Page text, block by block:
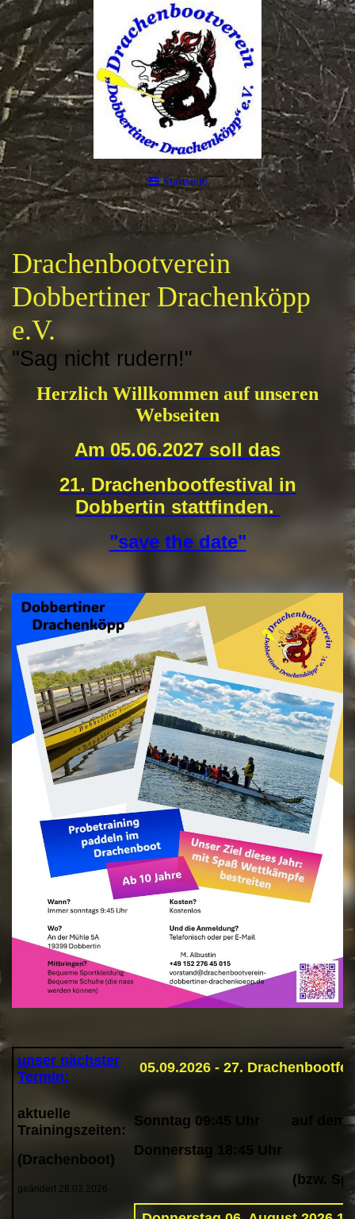
Startseite
Drachenbootverein
Dobbertiner Drachenköpp
e.V.
"Sag nicht rudern!"
Herzlich Willkommen auf unseren
Webseiten
Am 05.06.2027 soll das
21. Drachenbootfestival in
Dobbertin stattfinden.
"save the date"
unser nächster
Termin:
aktuelle
Trainingszeiten:
(Drachenboot)
geändert 28.03.2026
Sonntag 09:45 Uhr auf dem
Donnerstag 18:45 Uhr
(bzw. Sporthalle